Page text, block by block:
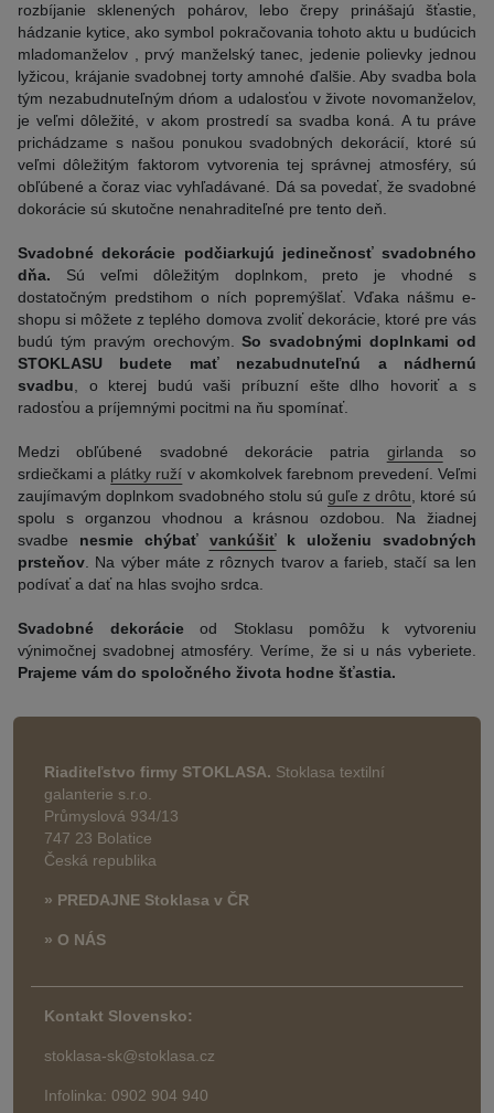
rozbíjanie sklenených pohárov, lebo črepy prinášajú šťastie,
hádzanie kytice, ako symbol pokračovania tohoto aktu u budúcich
mladomanželov , prvý manželský tanec, jedenie polievky jednou
lyžicou, krájanie svadobnej torty amnohé ďalšie. Aby svadba bola
tým nezabudnuteľným dńom a udalosťou v živote novomanželov,
je veľmi dôležité, v akom prostredí sa svadba koná. A tu práve
prichádzame s našou ponukou svadobných dekorácií, ktoré sú
veľmi dôležitým faktorom vytvorenia tej správnej atmosféry, sú
obľúbené a čoraz viac vyhľadávané. Dá sa povedať, že svadobné
dokorácie sú skutočne nenahraditeľné pre tento deň.
Svadobné dekorácie podčiarkujú jedinečnosť svadobného
dňa. Sú veľmi dôležitým doplnkom, preto je vhodné s
dostatočným predstihom o ních popremýšlať. Vďaka nášmu e-
shopu si môžete z teplého domova zvoliť dekorácie, ktoré pre vás
budú tým pravým orechovým.So svadobnými doplnkami od
STOKLASU budete mať nezabudnuteľnú a nádhernú
svadbu , o kterej budú vaši príbuzní ešte dlho hovoriť a s
radosťou a príjemnými pocitmi na ňu spomínať.
Medzi obľúbené svadobné dekorácie patria girlanda so
srdiečkami a plátky ruží v akomkolvek farebnom prevedení. Veľmi
zaujímavým doplnkom svadobného stolu sú guľe z drôtu , ktoré sú
spolu s organzou vhodnou a krásnou ozdobou. Na žiadnej
svadbe nesmie chýbať vankúšiťk uloženiu svadobných
prsteňov . Na výber máte z rôznych tvarov a farieb, stačí sa len
podívať a dať na hlas svojho srdca.
Svadobné dekorácieod Stoklasu pomôžu k vytvoreniu
výnimočnej svadobnej atmosféry. Veríme, že si u nás vyberiete.
Prajeme vám do spoločného života hodne šťastia.
Riaditeľstvo firmy STOKLASA. Stoklasa textilní
galanterie s.r.o.
Průmyslová 934/13
747 23 Bolatice
Česká republika
» PREDAJNE Stoklasa v ČR
» O NÁS
Kontakt Slovensko:
stoklasa-sk@stoklasa.cz
Infolinka: 0902 904 940